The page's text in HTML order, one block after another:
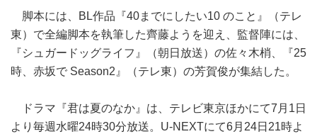
脚本には、BL作品『40までにしたい10 のこと』（テレ
東）で全編脚本を執筆した齊藤ようを迎え、監督陣には、
『シュガードッグライフ』（朝日放送）の佐々木梢、『25
時、赤坂で Season2』（テレ東）の芳賀俊が集結した。
ドラマ『君は夏のなか』は、テレビ東京ほかにて7月1日
より毎週水曜24時30分放送。U‐NEXTにて6月24日21時よ